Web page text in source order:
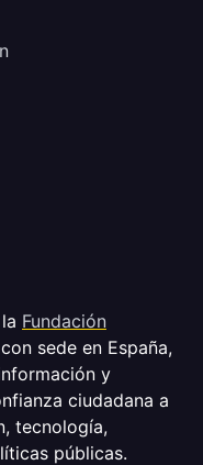
Fundación
sede en España,
y
ciudadana a
tecnología,
públicas.